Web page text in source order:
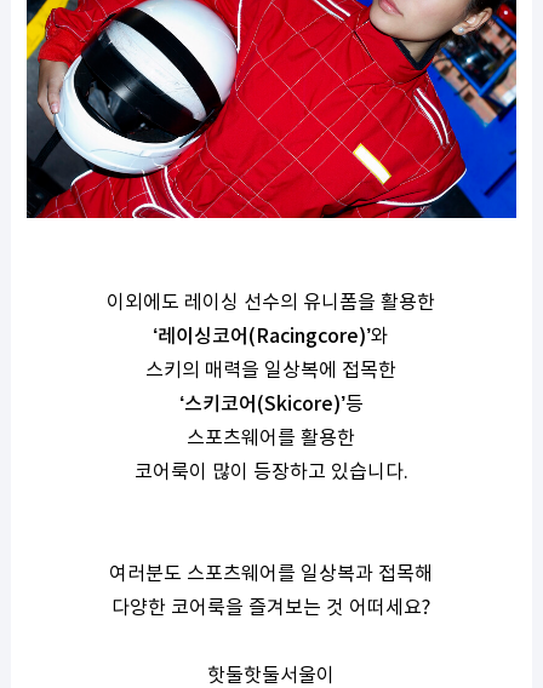
이외에도 레이싱 선수의 유니폼을 활용한
‘레이싱코어 (Racingcore)’와
스키의 매력을 일상복에 접목한
‘스키코어 (Skicore)’등
스포츠웨어를 활용한
코어룩이 많이 등장하고 있습니다.
여러분도 스포츠웨어를 일상복과 접목해
다양한 코어룩을 즐겨보는 것 어떠세요?
핫둘핫둘서울이